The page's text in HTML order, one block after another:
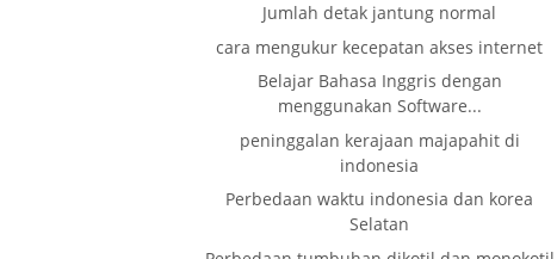
Jumlah detak jantung normal
cara mengukur kecepatan akses internet
Belajar Bahasa Inggris dengan
menggunakan Software...
peninggalan kerajaan majapahit di
indonesia
Perbedaan waktu indonesia dan korea
Selatan